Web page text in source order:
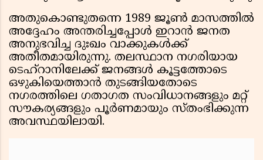
അതുകൊണ്ടുതന്നെ 1989 ജൂൺ മാസത്തിൽ
അദ്ദേഹം അന്തരിച്ചപ്പോൾ ഇറാൻ ജനത
അനുഭവിച്ച ദുഃഖം വാക്കുകൾക്ക്
അതീതമായിരുന്നു. തലസ്ഥാന നഗരിയായ
ടെഹ്‌റാനിലേക്ക് ജനങ്ങൾ കൂട്ടത്തോടെ
ഒഴുകിയെത്താൻ തുടങ്ങിയതോടെ
നഗരത്തിലെ ഗതാഗത സംവിധാനങ്ങളും മറ്റ്
സൗകര്യങ്ങളും പൂർണമായും സ്തംഭിക്കുന്ന
അവസ്ഥയിലായി.